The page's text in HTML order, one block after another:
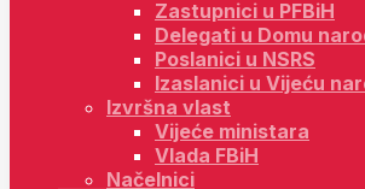
Zastupnici u PFBiH
Delegati u Domu
Poslanici u NSRS
Izaslanici u Vijeću
Izvršna vlast
Vijeće ministara
Vlada FBiH
Načelnici